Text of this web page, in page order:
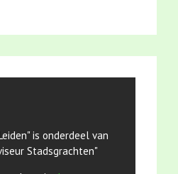
is onderdeel van
Stadsgrachten"